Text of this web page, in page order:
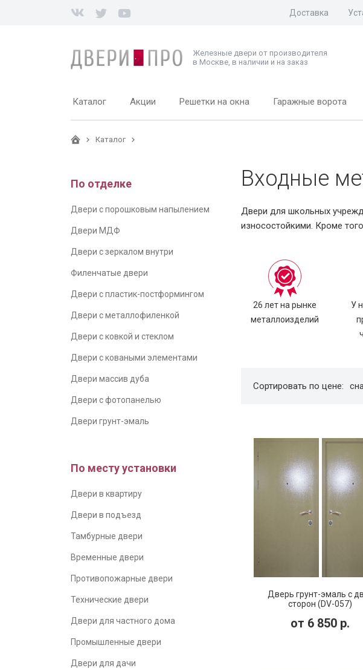
Доставка
Железные двери от производителя
в Москве, в наличии и на заказ
Каталог Акции Решетки на окна Гаражные ворота
Каталог
По отделке
Двери с порошковым напылением
Двери МДФ
Двери с зеркалом внутри
Филенчатые двери
Двери с пластик-постформингом
Двери с металлофиленкой
Двери с ковкой и стеклом
Двери с коваными элементами
Двери массив дуба
Двери с фотопанелью
Двери грунт-эмаль
По месту установки
Двери в квартиру
Двери в подъезд
Тамбурные двери
Временные двери
Противопожарные двери
Технические двери
Двери для частного дома
Промышленные двери
Двери для дачи
Входные
Двери для школьных
износостойкими. Кроме
26 лет на рынке
металлоизделий
У
Сортировать по цене:
Дверь грунт-эмаль с
сторон (DV-057)
от 6 850 р.